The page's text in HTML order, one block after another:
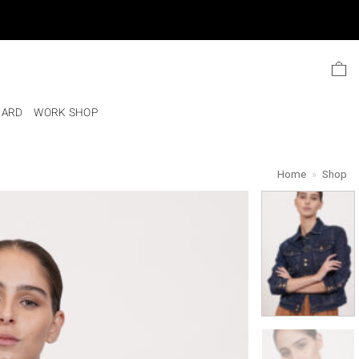
content
WORK SHOP
Home » Shop